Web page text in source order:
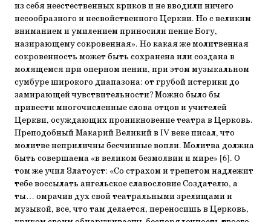
из себя неестественных криков и не вводили ничего
несообразного и несвойственного Церкви. Но с великим
вниманием и умилением приносили пение Богу,
назирающему сокровенная». Но какая же молитвенная
сокровенность может быть сохранена или создана в
молящемся при оперном пении, при этом музыкальном
сумбуре широкого диапазона: от грубой истерики до
замирающей чувствительности? Можно было бы
привести многочисленные слова отцов и учителей
Церкви, осуждающих проникновение театра в Церковь.
Преподобный Макарий Великий в IV веке писал, что
молитве неприличны бесчинные вопли. Молитва должна
быть совершаема «в великом безмолвии и мире» [6]. О
том же учил Златоуст: «Со страхом и трепетом надлежит
тебе воссылать ангельское славословие Создателю, а
ты… омрачив дух свой театральными зрелищами и
музыкой, все, что там делается, переносишь в Церковь,